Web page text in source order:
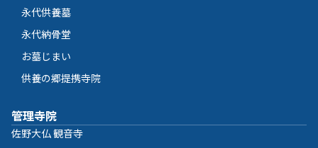
永代供養墓
永代納骨堂
お墓じまい
供養の郷提携寺院
管理寺院
佐野大仏 観音寺